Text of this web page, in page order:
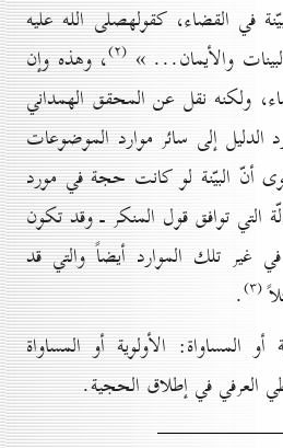
في القضاء، كقولهصلى الله عليه
والأيمان... » (۲) ، وهذه وإن
ولكنه نقل عن المحقق الهمداني
إلى سائر موارد الموضوعات
أنّ البيّنة لو كانت حجة في مورد
التي توافق قول المنكر ـ وقد تكون
غير تلك الموارد أيضاً والتي قد
(۳) .
المساواة: الأولوية أو المساواة
العرفي في إطلاق الحجية.